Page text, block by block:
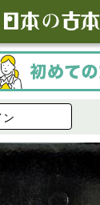
ン